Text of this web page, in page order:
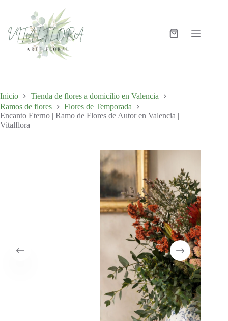
Inicio
Tienda de flores a domicilio en Valencia
Ramos de flores
Flores de Temporada
Encanto Eterno | Ramo de Flores de Autor en Valencia |
Vitalflora